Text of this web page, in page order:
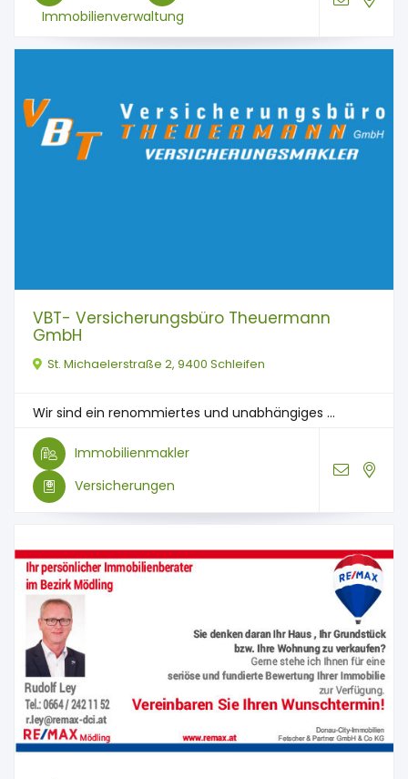
Immobilienverwaltung
VBT- Versicherungsbüro Theuermann
GmbH
St. Michaelerstraße 2, 9400 Schleifen
Wir sind ein renommiertes und unabhängiges ...
Immobilienmakler
Versicherungen